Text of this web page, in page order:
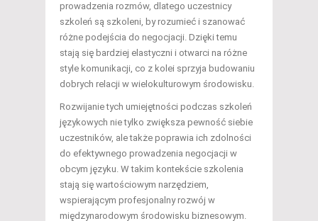
prowadzenia rozmów, dlatego uczestnicy
szkoleń są szkoleni, by rozumieć i szanować
różne podejścia do negocjacji. Dzięki temu
stają się bardziej elastyczni i otwarci na różne
style komunikacji, co z kolei sprzyja budowaniu
dobrych relacji w wielokulturowym środowisku.
Rozwijanie tych umiejętności podczas szkoleń
językowych nie tylko zwiększa pewność siebie
uczestników, ale także poprawia ich zdolności
do efektywnego prowadzenia negocjacji w
obcym języku. W takim kontekście szkolenia
stają się wartościowym narzędziem,
wspierającym profesjonalny rozwój w
międzynarodowym środowisku biznesowym.